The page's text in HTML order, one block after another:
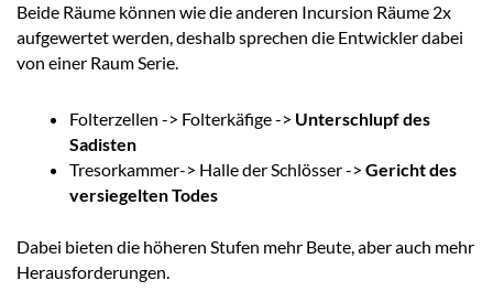
Beide Räume können wie die anderen Incursion Räume 2x
aufgewertet werden, deshalb sprechen die Entwickler dabei
von einer Raum Serie.
Folterzellen -> Folterkäfige -> Unterschlupf des
Sadisten
Tresorkammer-> Halle der Schlösser -> Gericht des
versiegelten Todes
Dabei bieten die höheren Stufen mehr Beute, aber auch mehr
Herausforderungen.